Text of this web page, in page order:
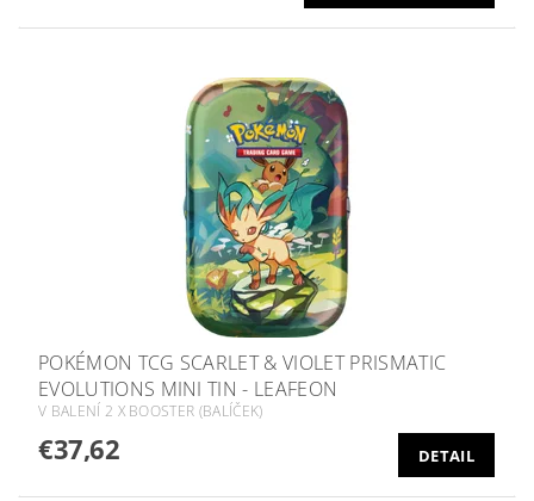
POKÉMON TCG SCARLET & VIOLET PRISMATIC
EVOLUTIONS MINI TIN - LEAFEON
V BALENÍ 2 X BOOSTER (BALÍČEK)
€37,62 DETAIL